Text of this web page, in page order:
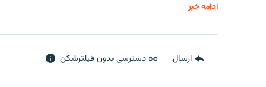
ادامه خبر
ارسال دسترسی بدون فیلترشکن